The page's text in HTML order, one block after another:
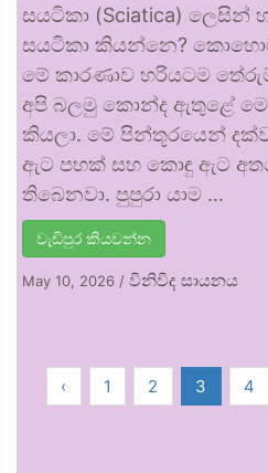
සයටිකා (Sciatica) ලෙසින්
සයටිකා කියන්නෙ?
මේ කාරණාව හරියටම
අපි බලමු කොන්ද ඇතුළේ
කියලා. මේ පින්තූරයෙන්
ඇට පහක් සහ කොඳු ඇට
තිබෙනවා. පුපුරා යාම …
වැඩිපුර කියවන්න
May 10, 2026 / විනිවිද සායනය
‹ 1 2 3 4